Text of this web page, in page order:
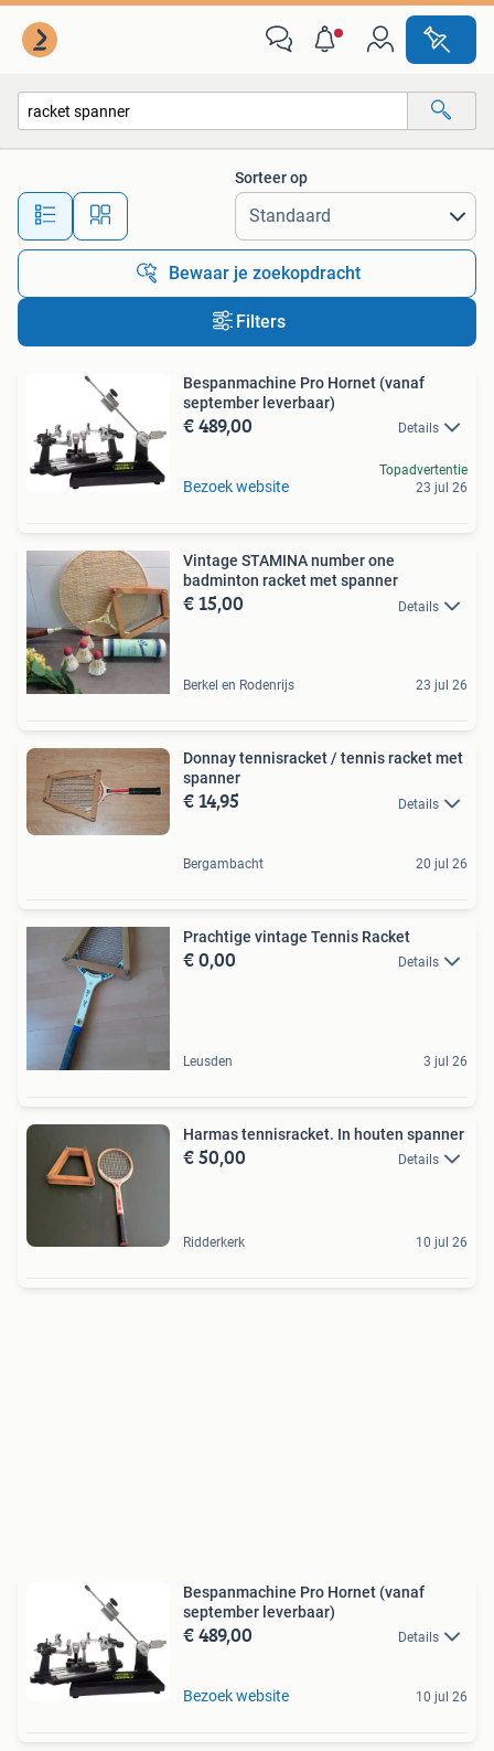
Alle afstanden…
Sorteer op
Bewaar je zoekopdracht
Filters
Bespanmachine Pro Hornet (vanaf
september leverbaar)
€ 489,00 Details
Bezoek website
Topadvertentie
23 jul 26
Vintage STAMINA number one
badminton racket met spanner
€ 15,00 Details
Berkel en Rodenrijs 23 jul 26
Donnay tennisracket / tennis racket met
spanner
€ 14,95 Details
Bergambacht 20 jul 26
Prachtige vintage Tennis Racket
€ 0,00 Details
Leusden 3 jul 26
Harmas tennisracket. In houten spanner
€ 50,00 Details
Ridderkerk 10 jul 26
Bespanmachine Pro Hornet (vanaf
september leverbaar)
€ 489,00 Details
Bezoek website 10 jul 26